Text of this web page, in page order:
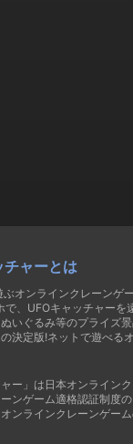
ャーとは
オンラインクレーンゲ
で、UFOキャッチャーを
いぐるみ等のプライズ
決定版!ネットで遊べる
ャー」は日本オンライン
ンゲーム適格認証制度
ンラインクレーンゲーム